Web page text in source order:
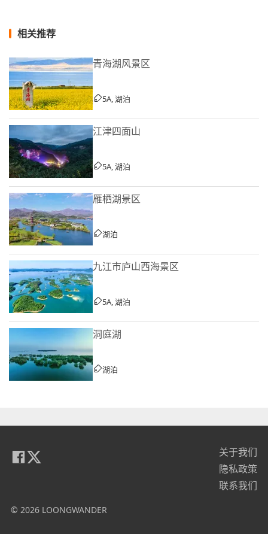
相关推荐
青海湖风景区
5A, 湖泊
江津四面山
5A, 湖泊
雁栖湖景区
湖泊
九江市庐山西海景区
5A, 湖泊
洞庭湖
湖泊
关于我们
隐私政策
联系我们
© 2026 LOONGWANDER